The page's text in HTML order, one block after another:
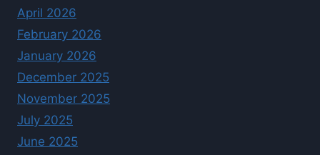
April 2026
February 2026
January 2026
December 2025
November 2025
July 2025
June 2025